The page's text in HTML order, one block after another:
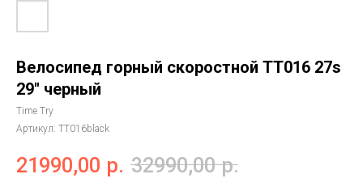
Велосипед горный скоростной ТТ016 27s
29'' черный
Time Try
Артикул: TT016black
21990,00 р. 32990,00 р.